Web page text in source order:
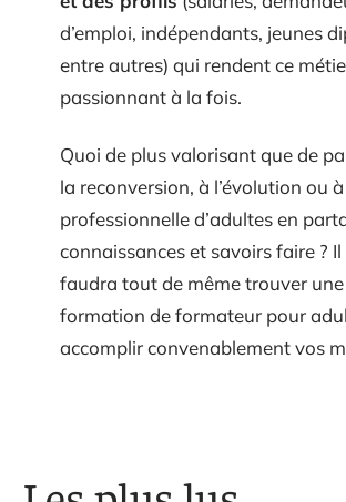
d’emploi, indépendants, jeunes
entre autres) qui rendent ce
passionnant à la fois.
Quoi de plus valorisant que de
la reconversion, à l’évolution ou
professionnelle d’adultes en
connaissances et savoirs faire ?
faudra tout de même trouver
formation de formateur pour
accomplir convenablement vos